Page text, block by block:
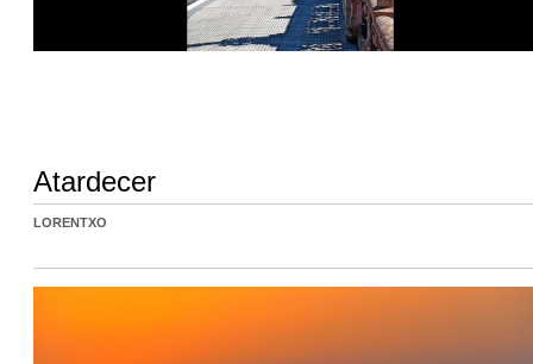
Atardecer
LORENTXO